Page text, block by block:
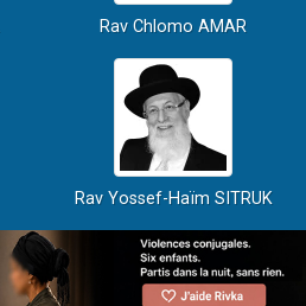
Rav Chlomo AMAR
Rav Yossef-Haïm SITRUK